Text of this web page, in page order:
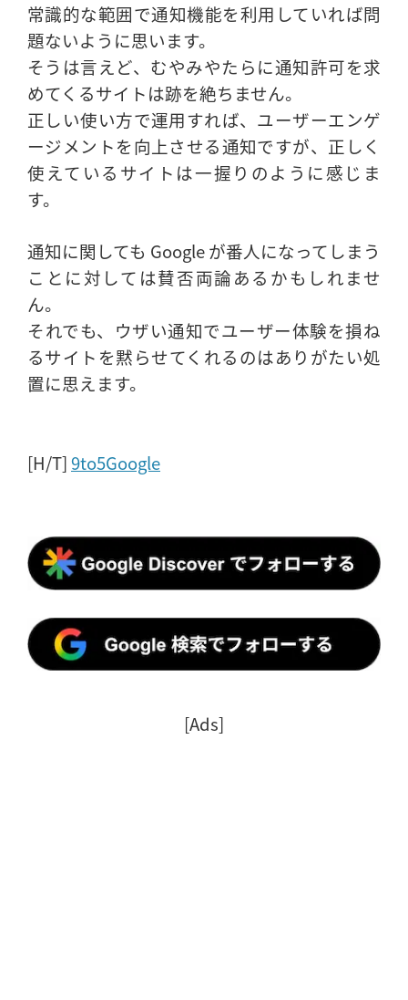
常識的な範囲で通知機能を利用していれば問
題ないように思います。
そうは言えど、むやみやたらに通知許可を求
めてくるサイトは跡を絶ちません。
正しい使い方で運用すれば、ユーザーエンゲ
ージメントを向上させる通知ですが、正しく
使えているサイトは一握りのように感じま
す。
通知に関しても Google が番人になってしまう
ことに対しては賛否両論あるかもしれませ
ん。
それでも、ウザい通知でユーザー体験を損ね
るサイトを黙らせてくれるのはありがたい処
置に思えます。
[H/T]9to5Google
[Ads]